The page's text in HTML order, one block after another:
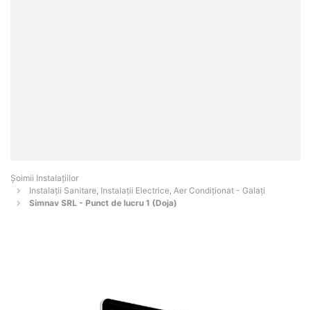
Şoimii Instalaţiilor
Instalații Sanitare, Instalații Electrice, Aer Condiționat - Galaţi
Simnav SRL - Punct de lucru 1 (Doja)